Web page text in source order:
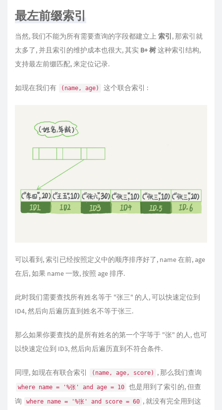
最左前缀索引
当然, 我们不能为所有需要查询的字段都建立上 索引, 那索引就
太多了, 并且索引的维护成本也很大, 其实 B+ 树这种索引结构,
支持最左前缀匹配, 来定位记录.
如现在我们有 (name, age) 这个联合索引 :
可以看到, 索引已经按照定义中的顺序排序好了, name 在前, age
在后, 如果 name 一致, 按照 age 排序.
此时我们需要查找所有姓名等于 "张三" 的人, 可以快速定位到
ID4, 然后向后遍历直到姓名不等于张三.
那么如果你要查找的是所有姓名的第一个字等于 "张" 的人, 也可
以快速定位到 ID3, 然后向后遍历直到不符合条件.
同理, 如现在有联合索引 (name, age, score) , 那么我们查询
where name = '%张' and age = 10
也是用到了索引的, 但查
询
where name = '%张' and score = 60 , 就没有完全用到这